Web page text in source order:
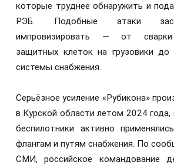
которые труднее обнаружить и
РЭБ. Подобные атаки
импровизировать — от сварки
защитных клеток на грузовики до
системы снабжения.
Серьёзное усиление «Рубикона»
в Курской области летом 2024 года,
беспилотники активно
флангам и путям снабжения. По
СМИ, российское командование